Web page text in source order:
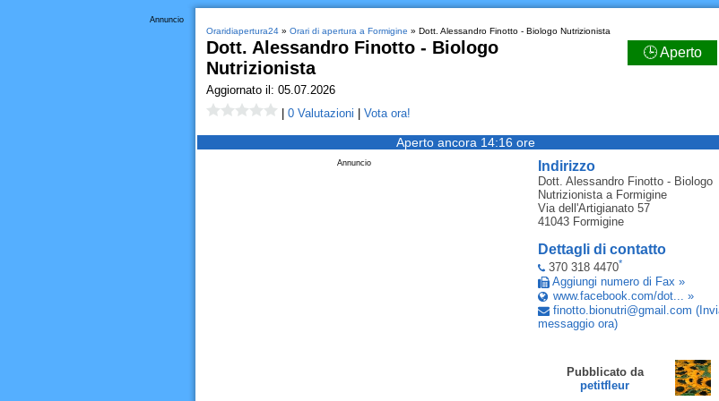
Annuncio
Oraridiapertura24» Orari di apertura a Formigine » Dott. Alessandro Finotto - Biologo Nutrizionista
Dott. Alessandro Finotto - Biologo
Nutrizionista
🕒 Aperto
Aggiornato il: 05.07.2026
0 Valutazioni Vota ora!
Aperto ancora 14:16 ore
Indirizzo
Dott. Alessandro Finotto - Biologo
Nutrizionistaa Formigine
Via dell'Artigianato 57
41043 Formigine
Dettagli di contatto
370 318 4470*
Aggiungi numero di Fax »
www.facebook.com/dot... »
finotto. bionutri@gmail .com
messaggio ora)
Pubblicato da
petitfleur
Annuncio